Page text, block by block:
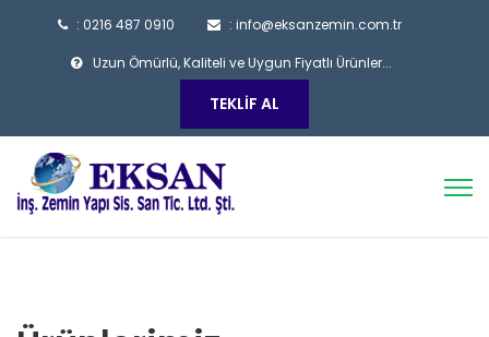
: 0216 487 0910 : info@eksanzemin.com.tr
Uzun Ömürlü, Kaliteli ve Uygun Fiyatlı Ürünler...
TEKLIF AL